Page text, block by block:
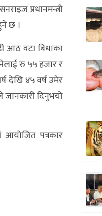
प्रधानमन्त्री
छ ।
आठ वटा बिधाका
रु ५५ हजार र
देखि ४५ वर्ष उमेर
दिनुभयो
आयोजित पत्रकार